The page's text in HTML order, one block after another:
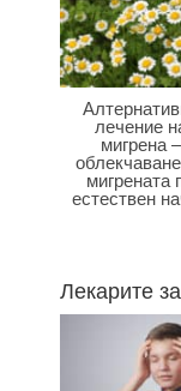
лечение
мигрена –
мигрената
естествен
Лекарите